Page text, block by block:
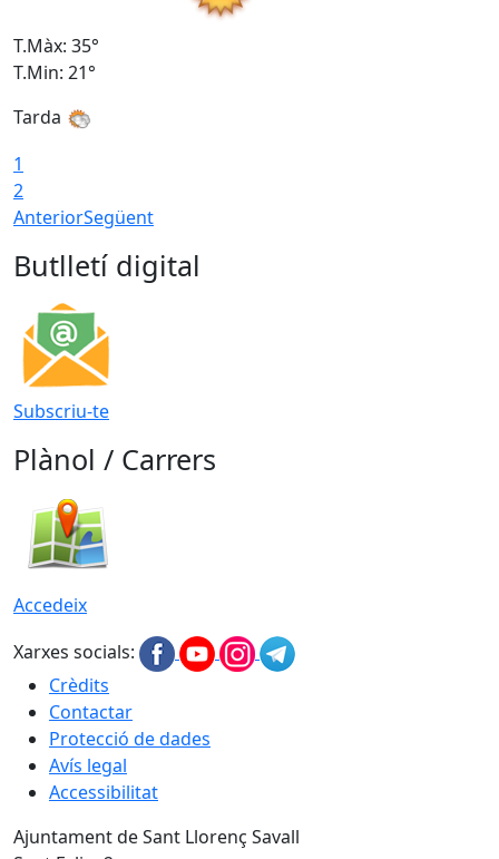
T.Màx: 35°
T.Min: 21°
Tarda
1
2
AnteriorSegüent
Butlletí digital
Subscriu-te
Plànol / Carrers
Accedeix
Xarxes socials:
Crèdits
Contactar
Protecció de dades
Avís legal
Accessibilitat
Ajuntament de Sant Llorenç Savall